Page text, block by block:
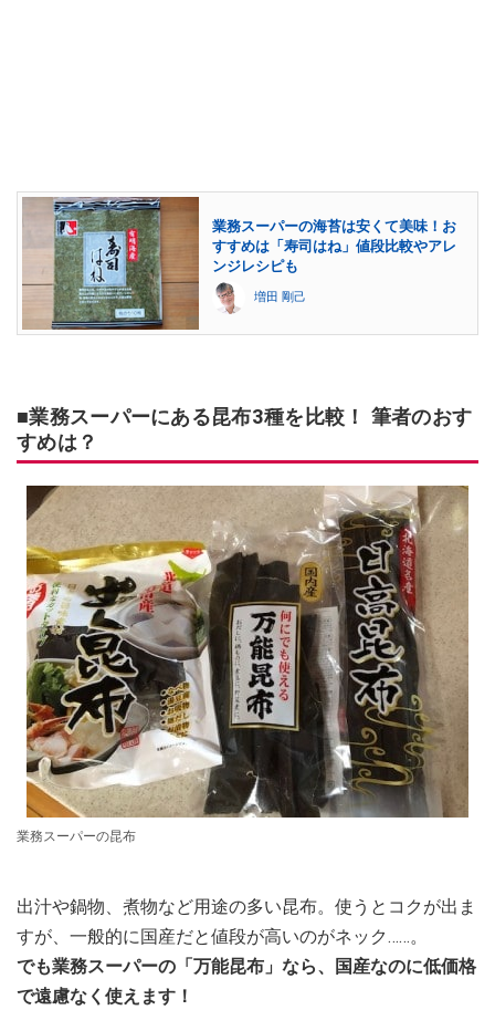
業務スーパーの海苔は安くて美味！お
すすめは「寿司はね」値段比較やアレ
ンジレシピも
増田 剛己
■業務スーパーにある昆布3種を比較！ 筆者のおす
すめは？
業務スーパーの昆布
出汁や鍋物、煮物など用途の多い昆布。使うとコクが出ま
すが、一般的に国産だと値段が高いのがネック……。
でも業務スーパーの「万能昆布」なら、国産なのに低価格
で遠慮なく使えます！